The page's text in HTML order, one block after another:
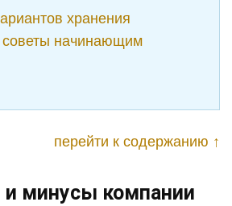
хранения
советы начинающим
перейти к содержанию ↑
минусы компании